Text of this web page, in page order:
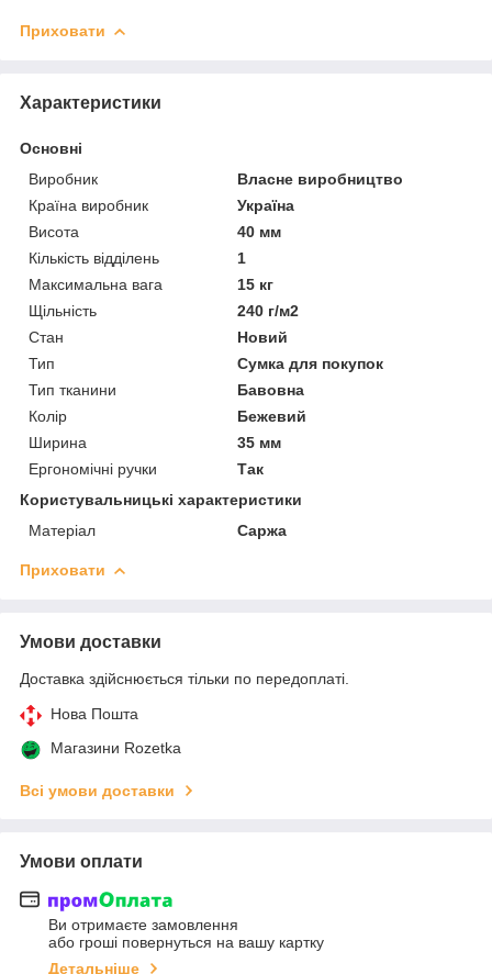
Приховати
Характеристики
Основні
Виробник
Власне виробництво
Країна виробник
Україна
Висота
40 мм
Кількість відділень
1
Максимальна вага
15 кг
Щільність
240 г/м2
Стан
Новий
Тип
Сумка для покупок
Тип тканини
Бавовна
Колір
Бежевий
Ширина
35 мм
Ергономічні ручки
Так
Користувальницькі характеристики
Матеріал
Саржа
Приховати
Умови доставки
Доставка здійснюється тільки по передоплаті.
Нова Пошта
Магазини Rozetka
Всі умови доставки
Умови оплати
Ви отримаєте замовлення
або гроші повернуться на вашу картку
Детальніше